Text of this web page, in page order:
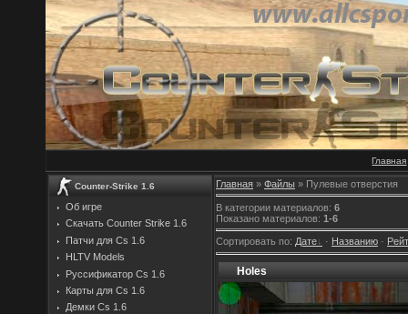
Главная
Counter-Strike 1.6
Об игре
Скачать Counter Strike 1.6
Патчи для Cs 1.6
HLTV Models
Руссификатор Cs 1.6
Карты для Cs 1.6
Демки Cs 1.6
Главная » Файлы » Пулевые отверстия
В категории материалов: 6
Показано материалов: 1-6
Сортировать по: Дате · Названию ·
Holes